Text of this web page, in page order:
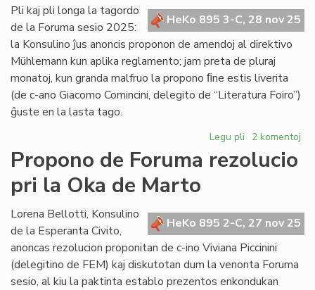
Ilona
Koutny
pri
lingvistiko
HeKo 895 3-C, 28 nov 25
Pli kaj pli longa la tagordo
de la Foruma sesio 2025:
la Konsulino ĵus anoncis proponon de amendoj al direktivo
Mühlemann kun aplika reglamento; jam preta de pluraj
monatoj, kun granda malfruo la propono ﬁne estis liverita
(de c-ano Giacomo Comincini, delegito de “Literatura Foiro”)
ĝuste en la lasta tago.
Legu pli pri
Liverita
la
direktivo
Mühlemann
2 komentoj
Propono de Foruma rezolucio
pri la Oka de Marto
HeKo 895 2-C, 27 nov 25
Lorena Bellotti, Konsulino
de la Esperanta Civito,
anoncas rezolucion proponitan de c-ino Viviana Piccinini
(delegitino de FEM) kaj diskutotan dum la venonta Foruma
sesio, al kiu la paktinta establo prezentos enkondukan